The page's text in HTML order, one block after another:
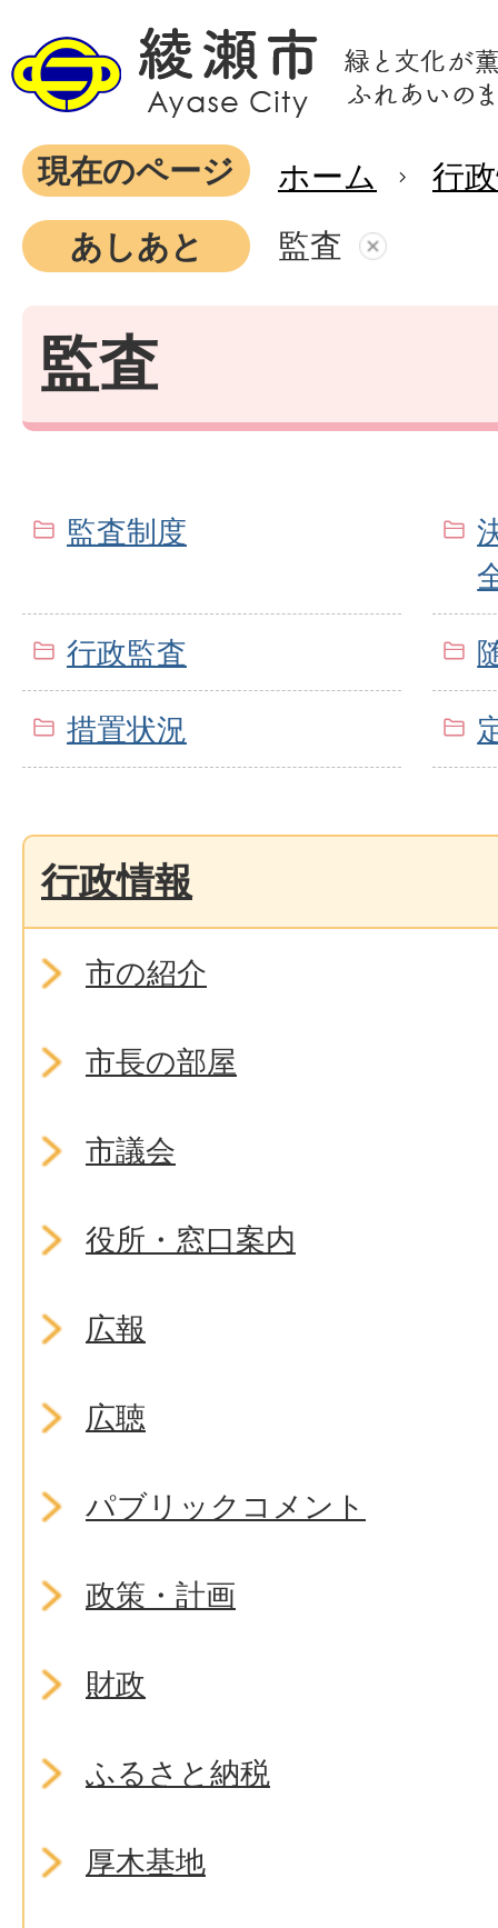
現在のページ ホーム
行
あしあと
監査
監査
監査制度
行政監査
措置状況
行政情報
市の紹介
市長の部屋
市議会
役所・窓口案内
広報
広聴
パブリックコメント
政策・計画
財政
ふるさと納税
厚木基地